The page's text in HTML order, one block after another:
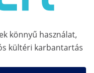
könnyű használat,
kültéri karbantartás